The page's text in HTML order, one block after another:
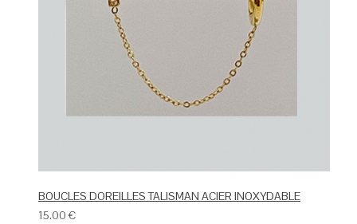
BOUCLES DOREILLES TALISMAN ACIER INOXYDABLE
15.00€